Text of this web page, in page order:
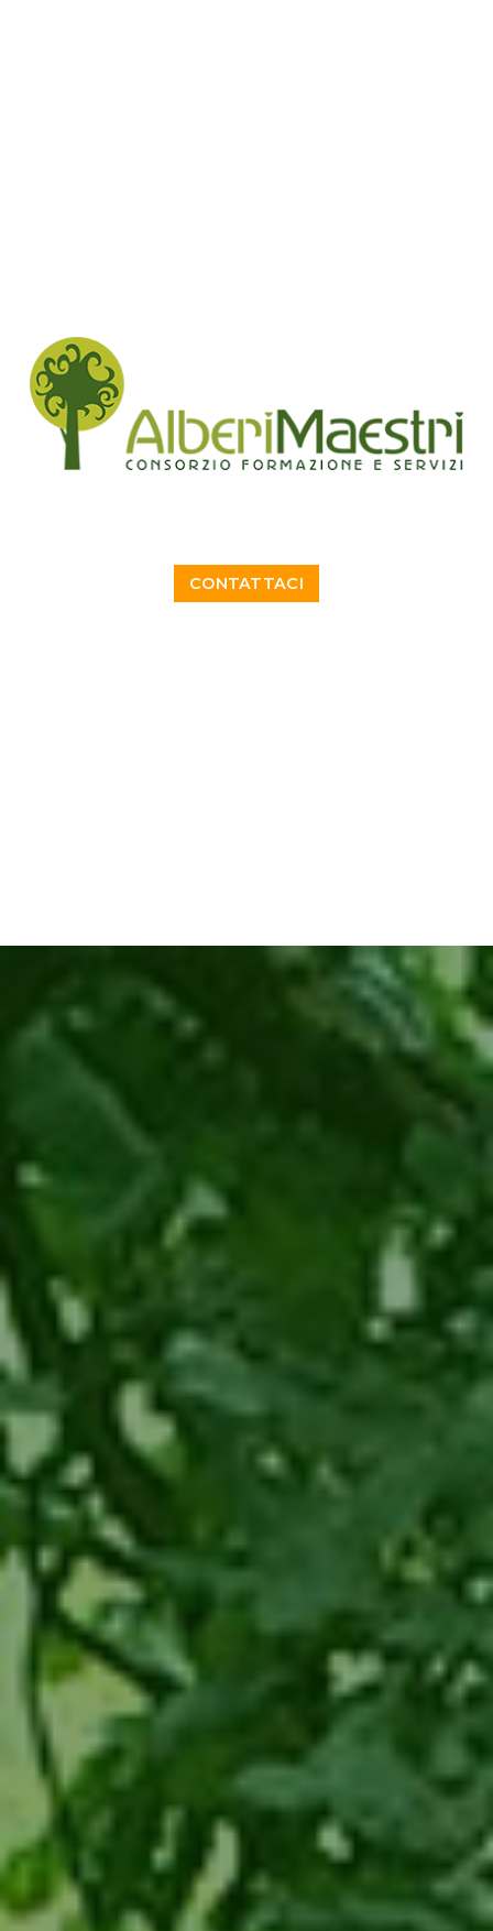
CONTATTACI